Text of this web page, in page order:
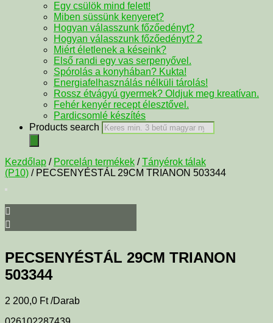
Egy csülök mind felett!
Miben süssünk kenyeret?
Hogyan válasszunk főzőedényt?
Hogyan válasszunk főzőedényt? 2
Miért életlenek a késeink?
Első randi egy vas serpenyővel.
Spórolás a konyhában? Kukta!
Energiafelhasználás nélküli tárolás!
Rossz étvágyú gyermek? Oldjuk meg kreatívan.
Fehér kenyér recept élesztővel.
Pardicsomlé készítés
Products search
Kezdőlap / Porcelán termékek /Tányérok tálak
(P10) / PECSENYÉSTÁL 29CM TRIANON 503344
PECSENYÉSTÁL 29CM TRIANON
503344
2 200,0 Ft /Darab